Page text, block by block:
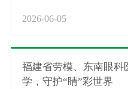
2026-06-05
福建省劳模、东南眼科
学，守护“睛”彩世界